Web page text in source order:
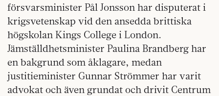
försvarsminister Pål Jonsson har disputerat i
krigsvetenskap vid den ansedda brittiska
högskolan Kings College i London.
Jämställdhetsminister Paulina Brandberg har
en bakgrund som åklagare, medan
justitieminister Gunnar Strömmer har varit
advokat och även grundat och drivit Centrum